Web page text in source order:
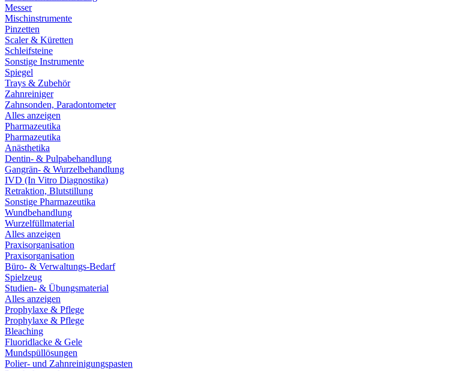
Messer
Mischinstrumente
Pinzetten
Scaler & Küretten
Schleifsteine
Sonstige Instrumente
Spiegel
Trays & Zubehör
Zahnreiniger
Zahnsonden, Paradontometer
Alles anzeigen
Pharmazeutika
Pharmazeutika
Anästhetika
Dentin- & Pulpabehandlung
Gangrän- & Wurzelbehandlung
IVD (In Vitro Diagnostika)
Retraktion, Blutstillung
Sonstige Pharmazeutika
Wundbehandlung
Wurzelfüllmaterial
Alles anzeigen
Praxisorganisation
Praxisorganisation
Büro- & Verwaltungs-Bedarf
Spielzeug
Studien- & Übungsmaterial
Alles anzeigen
Prophylaxe & Pflege
Prophylaxe & Pflege
Bleaching
Fluoridlacke & Gele
Mundspüllösungen
Polier- und Zahnreinigungspasten